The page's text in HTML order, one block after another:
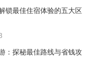
锁最佳住宿体验的五大区
：探秘最佳路线与省钱攻